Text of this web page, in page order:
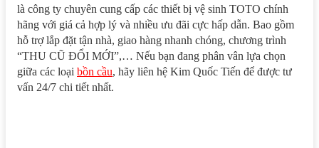
là công ty chuyên cung cấp các thiết bị vệ sinh TOTO chính
hãng với giá cả hợp lý và nhiều ưu đãi cực hấp dẫn. Bao gồm
hỗ trợ lắp đặt tận nhà, giao hàng nhanh chóng, chương trình
“THU CŨ ĐỔI MỚI”,… Nếu bạn đang phân vân lựa chọn
giữa các loại bồn cầu, hãy liên hệ Kim Quốc Tiến để được tư
vấn 24/7 chi tiết nhất.